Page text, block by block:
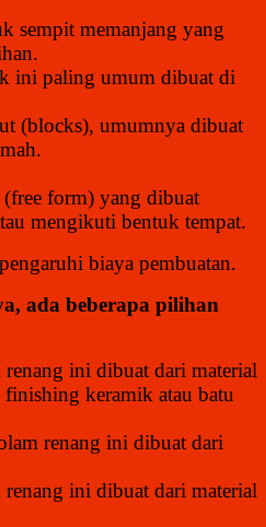
sempit memanjang yang
ini paling umum dibuat di
(blocks), umumnya dibuat
form) yang dibuat
mengikuti bentuk tempat.
biaya pembuatan.
ada beberapa pilihan
ini dibuat dari material
keramik atau batu
renang ini dibuat dari
ini dibuat dari material